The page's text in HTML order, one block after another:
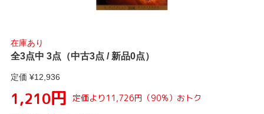
在庫あり
全3点中 3点（中古3点 / 新品0点）
定価 ¥12,936
1,210円 定価より 11,726円 （90%） おトク